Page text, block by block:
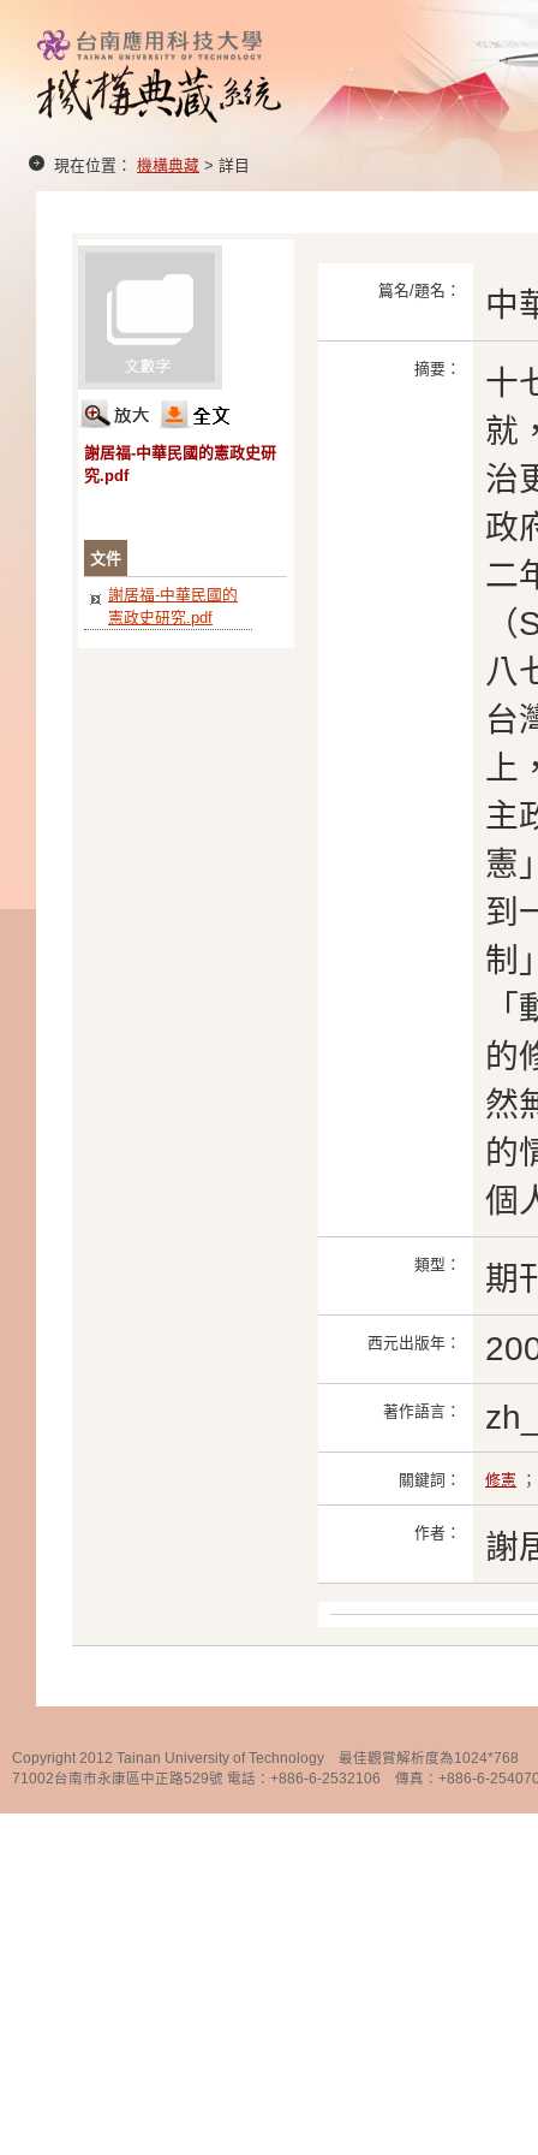
現在位置： 機構典藏 > 詳目
謝居福-中華民國的憲政史研
究.pdf
文件
謝居福-中華民國的
憲政史研究.pdf
篇名/題名： 中
摘要：
十
就
治
政
二
八
台
主
憲
到
制
的
然
的
個
類型： 期
西元出版年：
著作語言：
關鍵詞： 修憲
作者： 謝
Copyright 2012 Tainan University of Technology 最佳觀賞解析度為1024*768
71002台南市永康區中正路529號 電話：+886-6-2532106 傳真：+886-6-